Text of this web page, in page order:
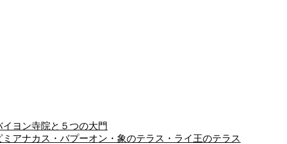
イヨン寺院と５つの大門
ミアナカス・バプーオン・象のテラス・ライ王のテラス